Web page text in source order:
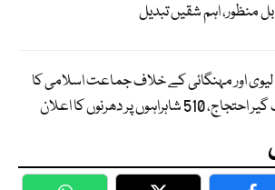
منظور، اہم شقیں تبدیل
لیوی اور مہنگائی کے خلاف جماعت اسلامی کا
شاہراہوں پر دھرنوں کا اعلان